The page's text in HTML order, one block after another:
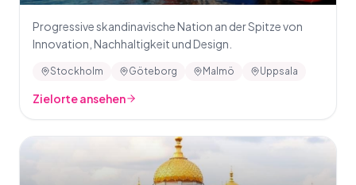
Progressive skandinavische Nation an der Spitze von
Innovation, Nachhaltigkeit und Design.
Stockholm Göteborg Malmö Uppsala
Zielorte ansehen